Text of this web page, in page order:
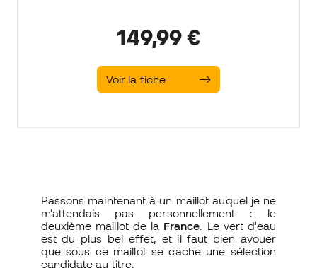
149,99 €
Voir la fiche
Passons maintenant à un maillot auquel je ne
m'attendais pas personnellement : le
deuxième maillot de la France. Le vert d'eau
est du plus bel effet, et il faut bien avouer
que sous ce maillot se cache une sélection
candidate au titre.